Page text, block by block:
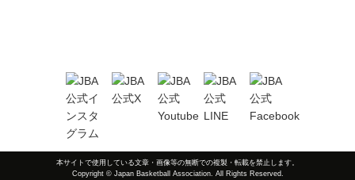
本サイトで使用している文章・画像等の無断での複製・転載を禁止します。
Copyright © Japan Basketball Association. All Rights Reserved.